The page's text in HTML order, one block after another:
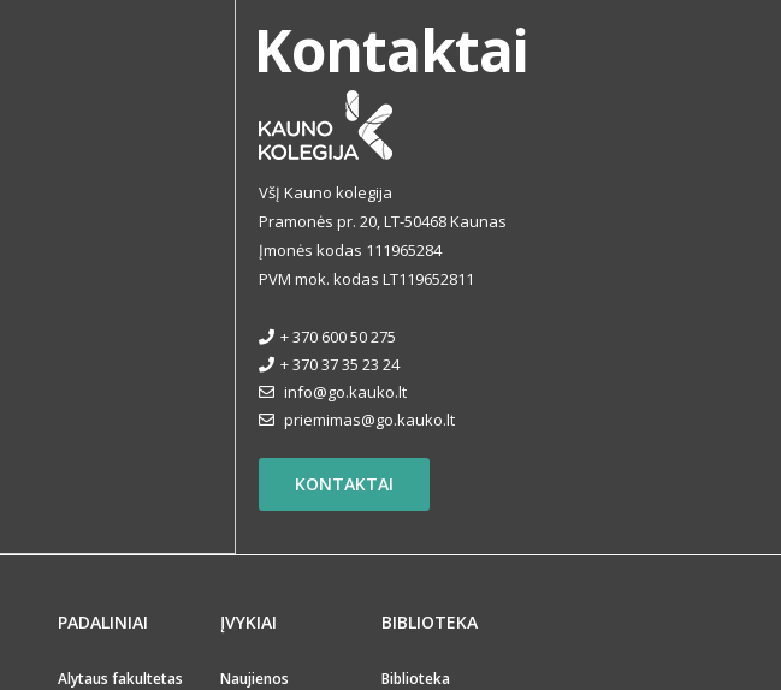
Kontaktai
VšĮ Kauno kolegija
Pramonės pr. 20, LT-50468 Kaunas
Įmonės kodas 111965284
PVM mok. kodas LT119652811
+ 370 600 50 275
+ 370 37 35 23 24
info@go.kauko.lt
priemimas@go.kauko.lt
KONTAKTAI
PADALINIAI
Alytaus fakultetas
ĮVYKIAI
Naujienos
BIBLIOTEKA
Biblioteka